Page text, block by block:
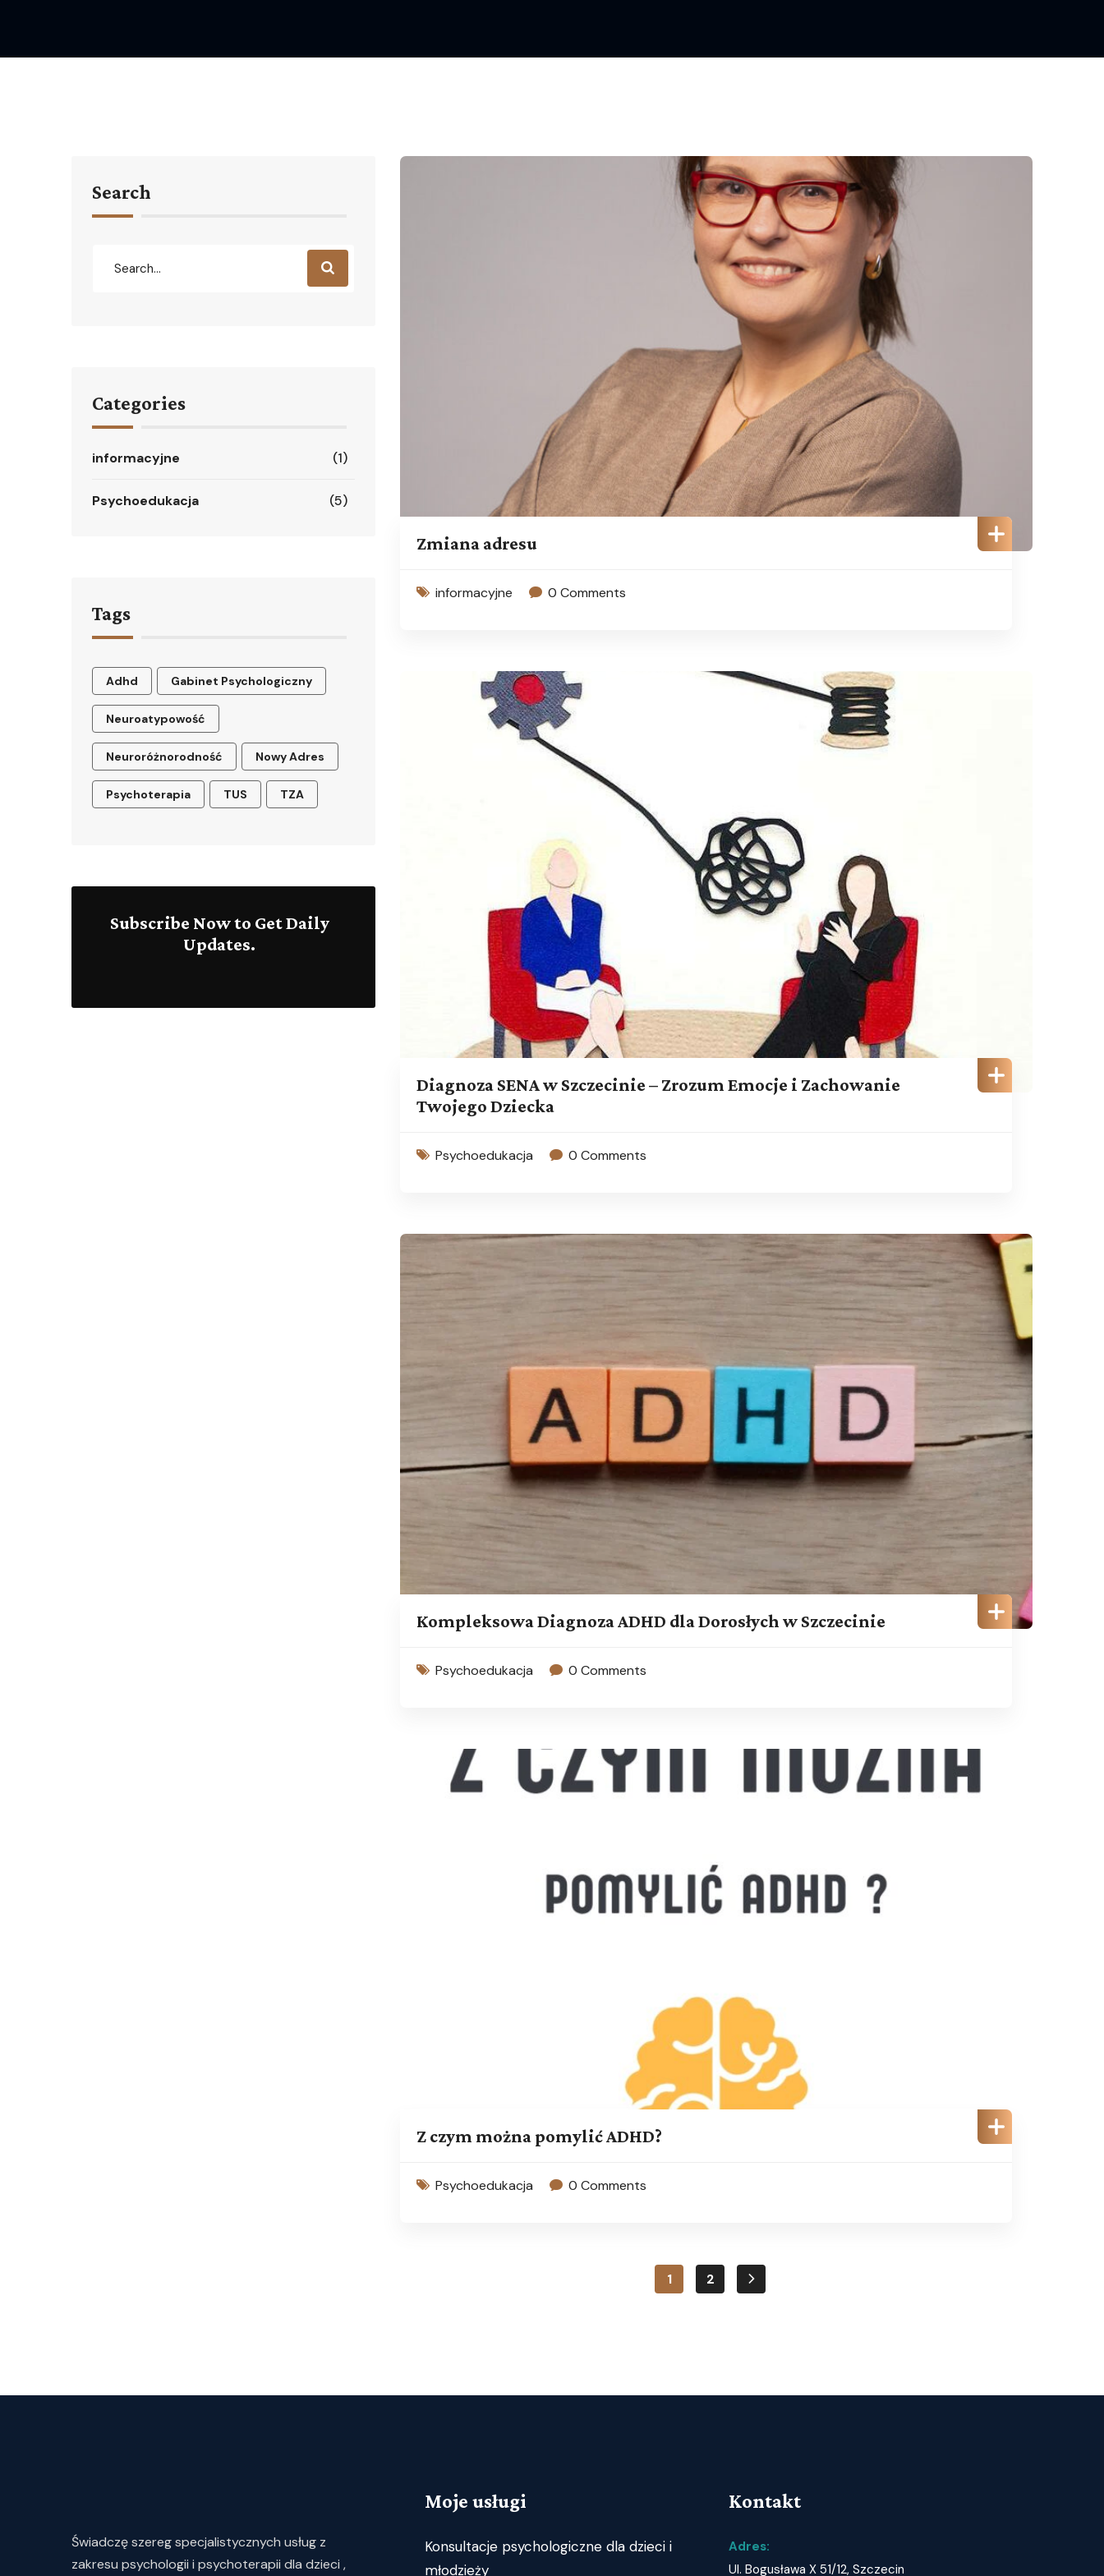
Zmiana adresu
informacyjne 0 Comments
Diagnoza SENA w Szczecinie – Zrozum Emocje i Zachowanie
Twojego Dziecka
Psychoedukacja 0 Comments
Kompleksowa Diagnoza ADHD dla Dorosłych w Szczecinie
Psychoedukacja 0 Comments
Z czym można pomylić ADHD?
Psychoedukacja 0 Comments
1 2
Search
Categories
informacyjne (1)
Psychoedukacja (5)
Tags
Adhd Gabinet Psychologiczny
Neuroatypowość
Neuroróżnorodność Nowy Adres
Psychoterapia TUS TZA
Subscribe Now to Get Daily
Updates.
Świadczęszeregspecjalistycznych usług z
zakresu psychologii i psychoterapii dla dzieci ,
Moje usługi
Konsultacje psychologiczne dla dzieci i
młodzieży
Kontakt
Adres:
Ul. Bogusława X 51/12, Szczecin